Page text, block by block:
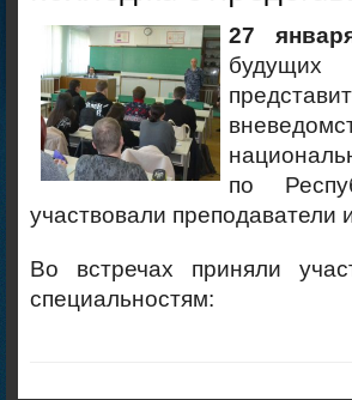
27
по
участвовали
Во встречах приняли
специальностям: